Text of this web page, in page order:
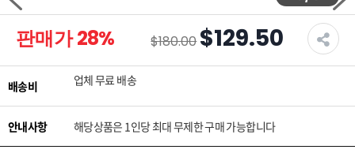
판매가28% $180.00 $129.50
배송비 업체 무료 배송
안내사항 해당상품은 1인당 최대 무제한 구매 가능합니다